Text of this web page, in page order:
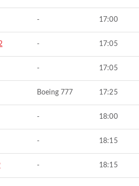
- 17:00
- 17:05
- 17:05
Boeing 777 17:25
- 18:00
- 18:15
- 18:15